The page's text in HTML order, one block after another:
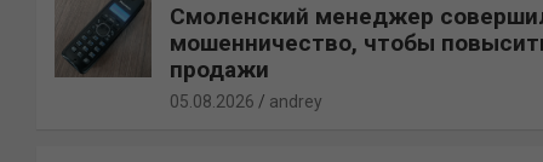
Смоленский менеджер
мошенничество, чтобы
продажи
05.08.2026 andrey